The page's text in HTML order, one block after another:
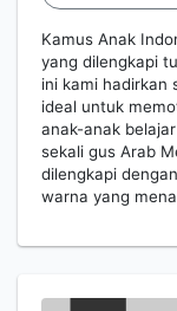
Kamus Anak
yang dilengkapi
ini kami hadirkan
ideal untuk
anak-anak
sekali gus Arab
dilengkapi
warna yang